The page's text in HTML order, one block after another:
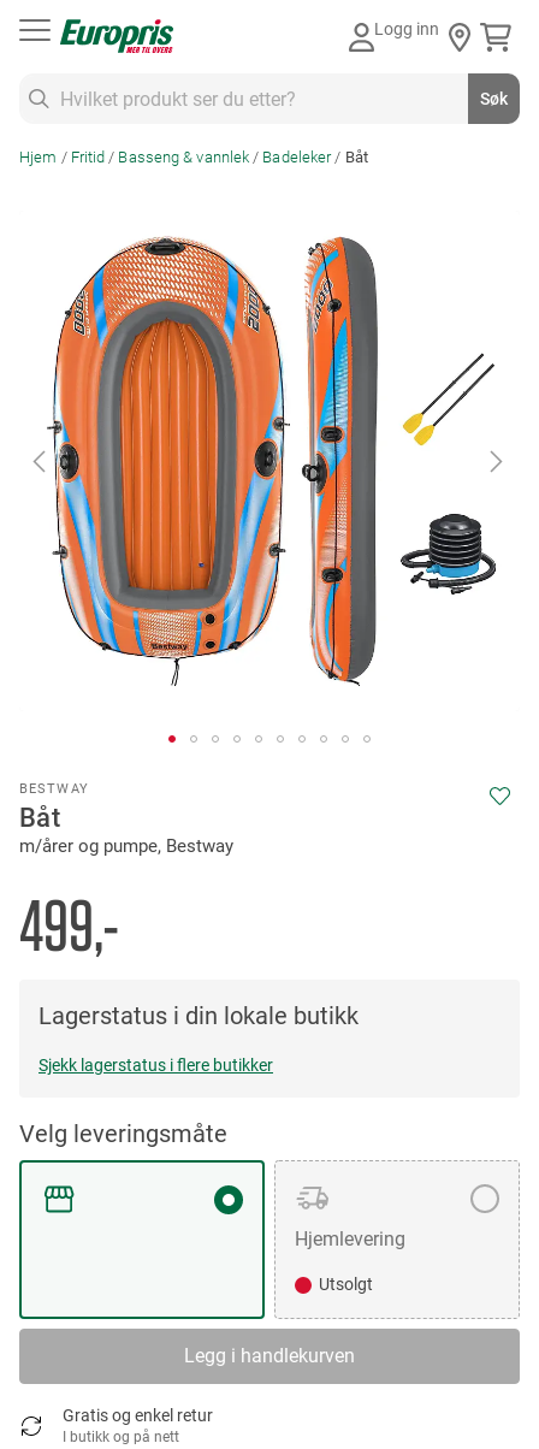
Logg inn
Søk
Hjem Fritid Basseng & vannlek Badeleker Båt
BESTWAY
Båt
m/årer og pumpe, Bestway
499,-
Lagerstatus i din lokale butikk
Sjekk lagerstatus i flere butikker
Velg leveringsmåte
Hjemlevering
Utsolgt
Legg i handlekurven
Gratis og enkel retur
I butikk og på nett
images
gallery
to
the
beginning
the
images
gallery